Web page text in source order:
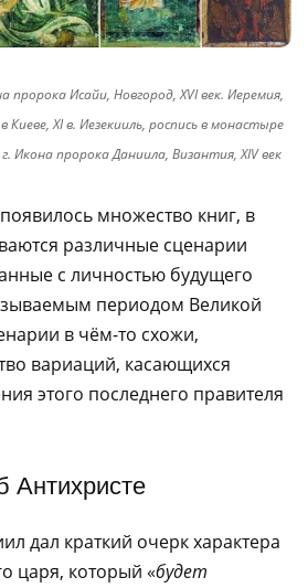
пророка Исайи, Новгород, XVI век. Иеремия,
Киеве, XI в. Иезекииль, роспись в монастыре
Икона пророка Даниила, Византия, XIV век
множество книг, в
различные сценарии
с личностью будущего
периодом Великой
в чём-то схожи,
вариаций, касающихся
этого последнего правителя
Антихристе
дал краткий очерк характера
царя, который «будет